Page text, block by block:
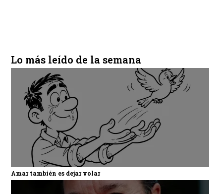
Lo más leído de la semana
Amar también es dejar volar